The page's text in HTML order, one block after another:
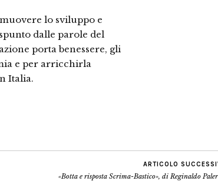
lo sviluppo e
dalle parole del
porta benessere, gli
e per arricchirla
Italia.
ARTICOLO
«Botta e risposta Scrima-Bastico», di Reginaldo